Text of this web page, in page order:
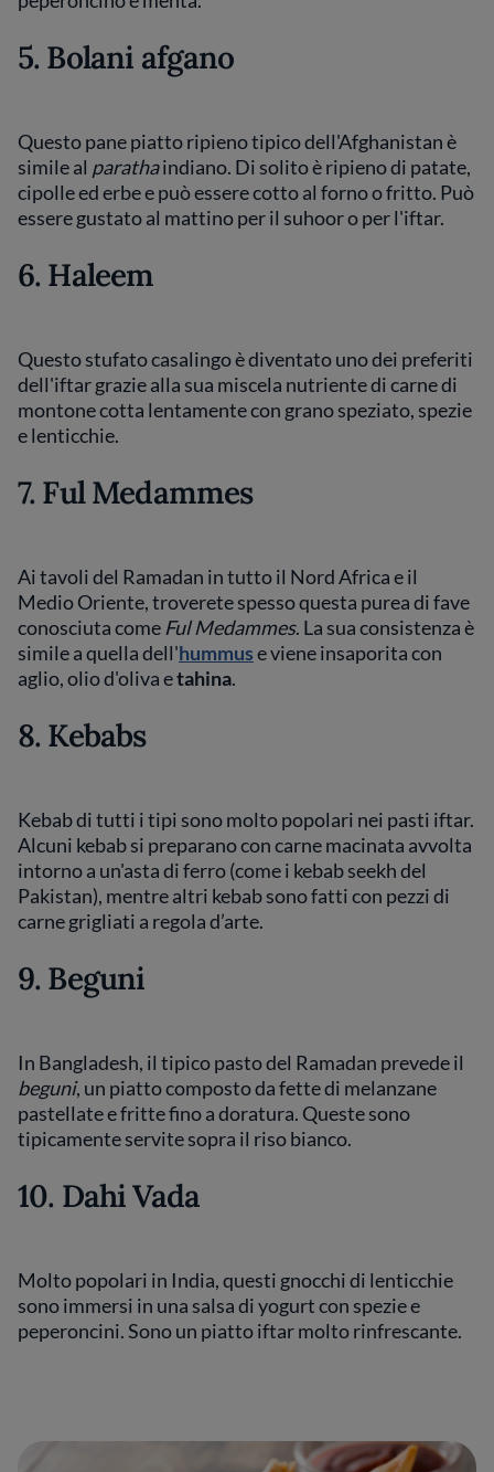
5. Bolani afgano
Questo pane piatto ripieno tipico dell'Afghanistan è
simile al parathaindiano. Di solito è ripieno di patate,
cipolle ed erbe e può essere cotto al forno o fritto. Può
essere gustato al mattino per il suhoor o per l'iftar.
6. Haleem
Questo stufato casalingo è diventato uno dei preferiti
dell'iftar grazie alla sua miscela nutriente di carne di
montone cotta lentamente con grano speziato, spezie
e lenticchie.
7. Ful Medammes
Ai tavoli del Ramadan in tutto il Nord Africa e il
Medio Oriente, troverete spesso questa purea di fave
conosciuta come Ful Medammes. La sua consistenza è
simile a quella dell'hummuse viene insaporita con
aglio, olio d'oliva etahina.
8. Kebabs
Kebab di tutti i tipi sono molto popolari nei pasti iftar.
Alcuni kebab si preparano con carne macinata avvolta
intorno a un'asta di ferro (come i kebab seekh del
Pakistan), mentre altri kebab sono fatti con pezzi di
carne grigliati a regola d’arte.
9. Beguni
In Bangladesh, il tipico pasto del Ramadan prevede il
beguni, un piatto composto da fette di melanzane
pastellate e fritte fino a doratura. Queste sono
tipicamente servite sopra il riso bianco.
10. Dahi Vada
Molto popolari in India, questi gnocchi di lenticchie
sono immersi in una salsa di yogurt con spezie e
peperoncini. Sono un piatto iftar molto rinfrescante.